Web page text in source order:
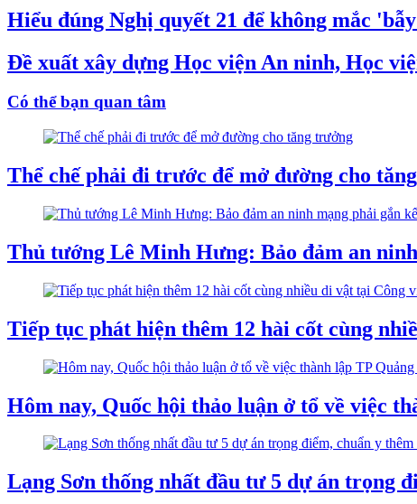
Hiểu đúng Nghị quyết 21 để không mắc
Đề xuất xây dựng Học viện An ninh, Học
Có thể bạn quan tâm
Thể chế phải đi trước để mở đường cho
Thủ tướng Lê Minh Hưng: Bảo đảm an
Tiếp tục phát hiện thêm 12 hài cốt cùng
Hôm nay, Quốc hội thảo luận ở tổ về việc
Lạng Sơn thống nhất đầu tư 5 dự án trọng